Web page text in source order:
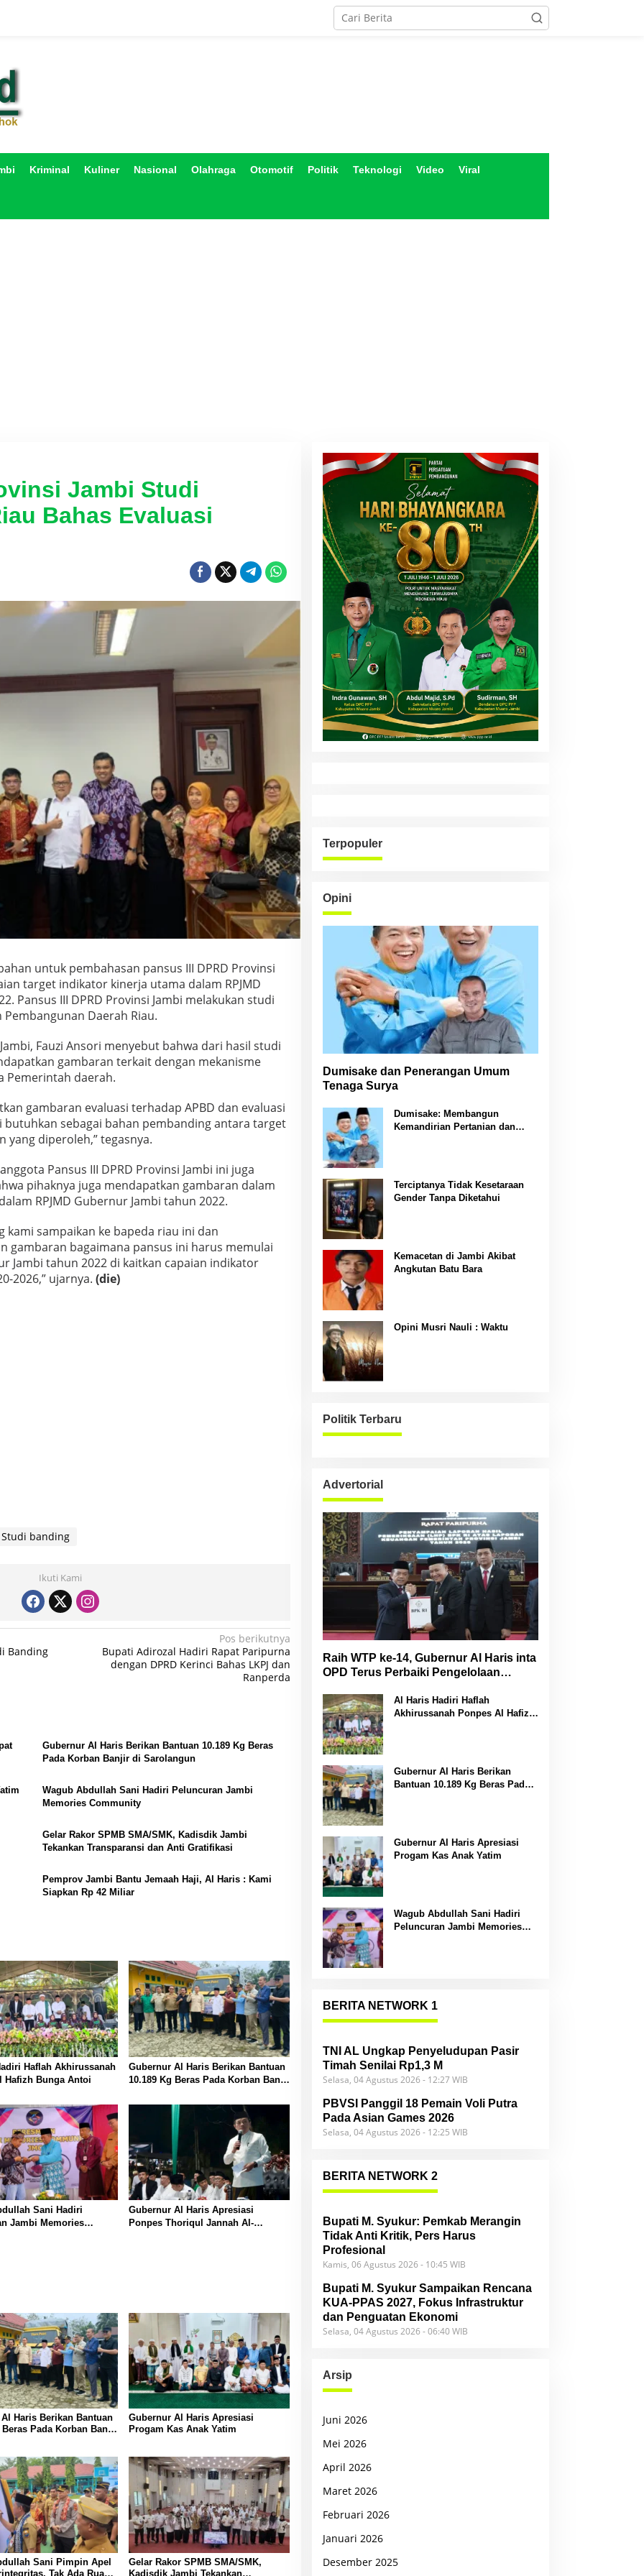
Kriminal Kuliner Nasional Olahraga Otomotif Politik Teknologi Video Viral
Jambi Studi
Bahas Evaluasi
untuk pembahasan pansus III DPRD Provinsi
target indikator kinerja utama dalam RPJMD
Pansus III DPRD Provinsi Jambi melakukan studi
Daerah Riau.
Fauzi Ansori menyebut bahwa dari hasil studi
gambaran terkait dengan mekanisme
Pemerintah daerah.
gambaran evaluasi terhadap APBD dan evaluasi
butuhkan sebagai bahan pembanding antara target
yang diperoleh,” tegasnya.
Pansus III DPRD Provinsi Jambi ini juga
pihaknya juga mendapatkan gambaran dalam
RPJMD Gubernur Jambi tahun 2022.
kami sampaikan ke bapeda riau ini dan
gambaran bagaimana pansus ini harus memulai
Jambi tahun 2022 di kaitkan capaian indikator
2026,” ujarnya. (die)
Studi banding
Ikuti Kami
Banding
Pos berikutnya
Bupati Adirozal Hadiri Rapat Paripurna
dengan DPRD Kerinci Bahas LKPJ dan
Ranperda
Gubernur Al Haris Berikan Bantuan 10.189 Kg Beras
Pada Korban Banjir di Sarolangun
Wagub Abdullah Sani Hadiri Peluncuran Jambi
Memories Community
Gelar Rakor SPMB SMA/SMK, Kadisdik Jambi
Tekankan Transparansi dan Anti Gratifikasi
Pemprov Jambi Bantu Jemaah Haji, Al Haris : Kami
Siapkan Rp 42 Miliar
Haflah Akhirussanah
Hafizh Bunga Antoi
Gubernur Al Haris Berikan Bantuan
10.189 Kg Beras Pada Korban Banjir
Sani Hadiri
Jambi Memories
Gubernur Al Haris Apresiasi
Ponpes Thoriqul Jannah Al-
Haris Berikan Bantuan
Beras Pada Korban Banjir
Gubernur Al Haris Apresiasi
Progam Kas Anak Yatim
Sani Pimpin Apel
Tak Ada Ruang
Gelar Rakor SPMB SMA/SMK,
Kadisdik Jambi Tekankan
Terpopuler
Opini
Dumisake dan Penerangan Umum
Tenaga Surya
Dumisake: Membangun
Kemandirian Pertanian dan
Terciptanya Tidak Kesetaraan
Gender Tanpa Diketahui
Kemacetan di Jambi Akibat
Angkutan Batu Bara
Opini Musri Nauli : Waktu
Politik Terbaru
Advertorial
Raih WTP ke-14, Gubernur Al Haris inta
OPD Terus Perbaiki Pengelolaan
Al Haris Hadiri Haflah
Akhirussanah Ponpes Al Hafizh
Gubernur Al Haris Berikan
Bantuan 10.189 Kg Beras Pada
Gubernur Al Haris Apresiasi
Progam Kas Anak Yatim
Wagub Abdullah Sani Hadiri
Peluncuran Jambi Memories
BERITA NETWORK 1
TNI AL Ungkap Penyeludupan Pasir
Timah Senilai Rp1,3 M
Selasa, 04 Agustus 2026 - 12:27 WIB
PBVSI Panggil 18 Pemain Voli Putra
Pada Asian Games 2026
Selasa, 04 Agustus 2026 - 12:25 WIB
BERITA NETWORK 2
Bupati M. Syukur: Pemkab Merangin
Tidak Anti Kritik, Pers Harus
Profesional
Kamis, 06 Agustus 2026 - 10:45 WIB
Bupati M. Syukur Sampaikan Rencana
KUA-PPAS 2027, Fokus Infrastruktur
dan Penguatan Ekonomi
Selasa, 04 Agustus 2026 - 06:40 WIB
Arsip
Juni 2026
Mei 2026
April 2026
Maret 2026
Februari 2026
Januari 2026
Desember 2025